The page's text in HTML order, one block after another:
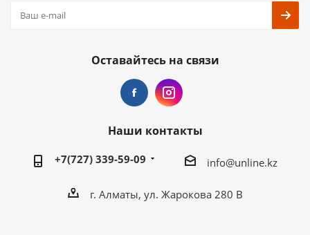
Оставайтесь на связи
Наши контакты
+7(727) 339-59-09 info@unline.kz
г. Алматы, ул. Жарокова 280 В